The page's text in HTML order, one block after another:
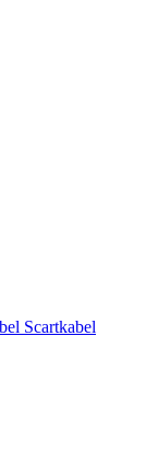
Scartkabel